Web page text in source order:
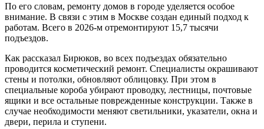
По его словам, ремонту домов в городе уделяется особое
внимание. В связи с этим в Москве создан единый подход к
работам. Всего в 2026-м отремонтируют 15,7 тысячи
подъездов.
Как рассказал Бирюков, во всех подъездах обязательно
проводится косметический ремонт. Специалисты окрашивают
стены и потолки, обновляют облицовку. При этом в
специальные короба убирают проводку, лестницы, почтовые
ящики и все остальные поврежденные конструкции. Также в
случае необходимости меняют светильники, указатели, окна и
двери, перила и ступени.